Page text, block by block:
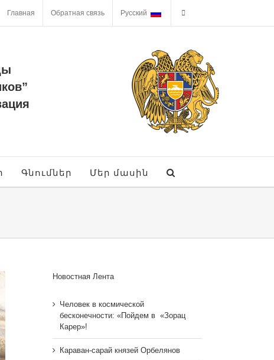
Главная Обратная связь Русский
Գնումներ Մեր մասին
Новостная Лента
Человек в космической
бесконечности: «Пойдем в «Зорац
Карер»!
Караван-сарай князей Орбелянов